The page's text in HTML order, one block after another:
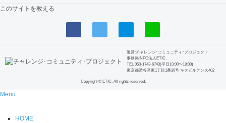
このサイトを教える
運営:チャレンジ･コミュニティ･プロジェクト
事務局:NPO法人ETIC.
TEL 050-1743-6743(平日10:00〜18:00)
東京都渋谷区東1丁目1番36号 キタビルデンス402
Copyright © ETIC. All rights reserved.
Menu
HOME